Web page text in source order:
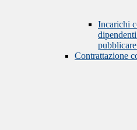
Incarichi
Contrattazione